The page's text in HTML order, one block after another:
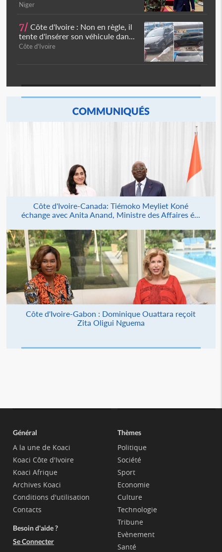
Niger
7/ Côte d'Ivoire : Non en règle, il
tente d'insérer son véhicule dan...
Côte d'Ivoire
COMMUNIQUÉS
Côte d'Ivoire-Canada: Tiémoko Meyliet Koné
échange avec Anita Anand, Ministre des Affaires é...
Côte d'Ivoire-Gabon : Dominique Ouattara reçoit
Zita Oligui Nguema
Général
A la une de Koaci
Koaci Côte d'Ivoire
Koaci Afrique
Archives Koaci
Conditions d'utilisation
Contacts
Besoin d'aide ?
Se Connecter
Thèmes
Politique
Société
Sport
Economie
Culture
Technologie
Tribune
Evènement
Santé